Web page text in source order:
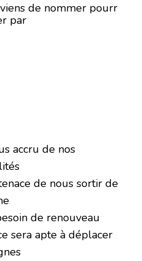
de nommer pourr
par
accru de nos
de nous sortir de
de renouveau
sera apte à déplacer